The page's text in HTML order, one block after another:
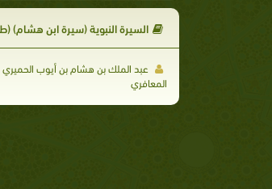
السيرة النبوية (سيرة ابن هشام)
عبد الملك بن هشام بن أيوب الحميري
المعافري